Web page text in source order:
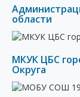
области
МКУК ЦБС
Округа